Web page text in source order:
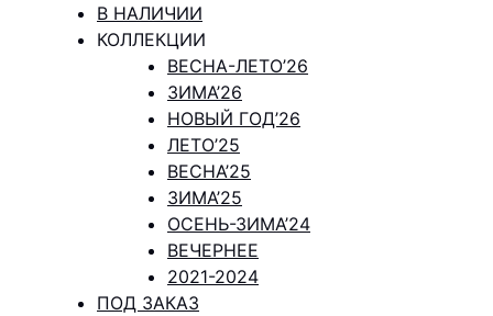
В НАЛИЧИИ
КОЛЛЕКЦИИ
ВЕСНА-ЛЕТО’26
ЗИМА’26
НОВЫЙ ГОД’26
ЛЕТО’25
ВЕСНА’25
ЗИМА’25
ОСЕНЬ-ЗИМА’24
ВЕЧЕРНЕЕ
2021-2024
ПОД ЗАКАЗ